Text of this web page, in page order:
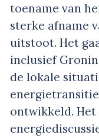
toename van
sterke afname
uitstoot. Het
inclusief
de lokale
ontwikkeld.